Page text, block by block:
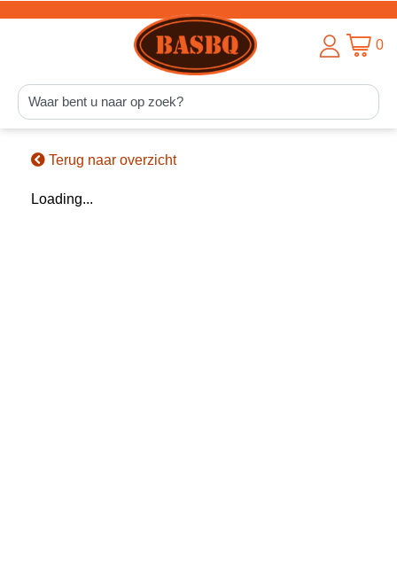
0
Terug naar overzicht
Loading...